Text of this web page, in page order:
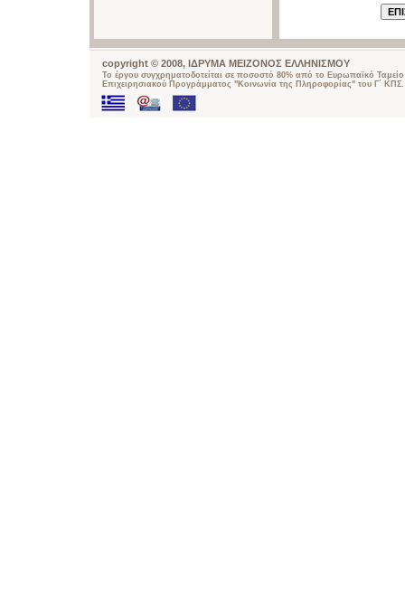
copyright © 2008, ΙΔΡΥΜΑ ΜΕΙΖΟΝΟΣ ΕΛΛΗΝΙΣΜΟΥ
Το έργου συγχρηματοδοτείται σε ποσοστό 80% από το Ευρωπαϊκό
Επιχειρησιακού Προγράμματος "Κοινωνία της Πληροφορίας" του Γ΄ ΚΠΣ.